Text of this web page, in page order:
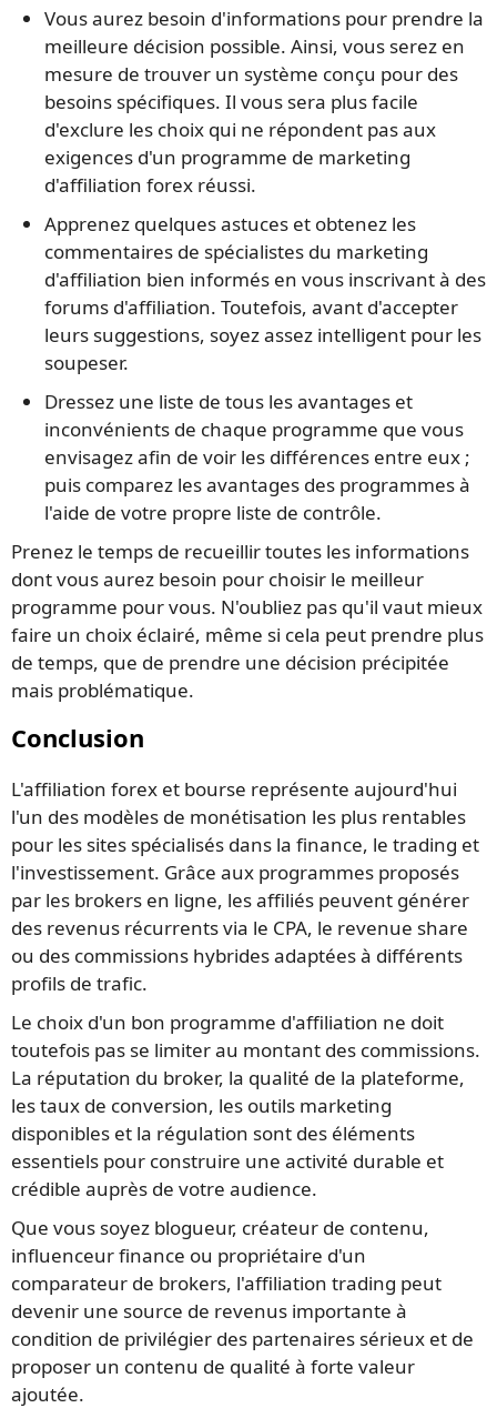
Vous aurez besoin d'informations pour prendre la
meilleure décision possible. Ainsi, vous serez en
mesure de trouver un système conçu pour des
besoins spécifiques. Il vous sera plus facile
d'exclure les choix qui ne répondent pas aux
exigences d'un programme de marketing
d'affiliation forex réussi.
Apprenez quelques astuces et obtenez les
commentaires de spécialistes du marketing
d'affiliation bien informés en vous inscrivant à des
forums d'affiliation. Toutefois, avant d'accepter
leurs suggestions, soyez assez intelligent pour les
soupeser.
Dressez une liste de tous les avantages et
inconvénients de chaque programme que vous
envisagez afin de voir les différences entre eux ;
puis comparez les avantages des programmes à
l'aide de votre propre liste de contrôle.
Prenez le temps de recueillir toutes les informations
dont vous aurez besoin pour choisir le meilleur
programme pour vous. N'oubliez pas qu'il vaut mieux
faire un choix éclairé, même si cela peut prendre plus
de temps, que de prendre une décision précipitée
mais problématique.
Conclusion
L'affiliation forex et bourse représente aujourd'hui
l'un des modèles de monétisation les plus rentables
pour les sites spécialisés dans la finance, le trading et
l'investissement. Grâce aux programmes proposés
par les brokers en ligne, les affiliés peuvent générer
des revenus récurrents via le CPA, le revenue share
ou des commissions hybrides adaptées à différents
profils de trafic.
Le choix d'un bon programme d'affiliation ne doit
toutefois pas se limiter au montant des commissions.
La réputation du broker, la qualité de la plateforme,
les taux de conversion, les outils marketing
disponibles et la régulation sont des éléments
essentiels pour construire une activité durable et
crédible auprès de votre audience.
Que vous soyez blogueur, créateur de contenu,
influenceur finance ou propriétaire d'un
comparateur de brokers, l'affiliation trading peut
devenir une source de revenus importante à
condition de privilégier des partenaires sérieux et de
proposer un contenu de qualité à forte valeur
ajoutée.